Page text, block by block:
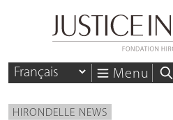
Menu
HIRONDELLE NEWS